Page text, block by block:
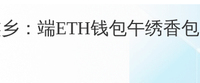
：端ETH钱包午绣香包